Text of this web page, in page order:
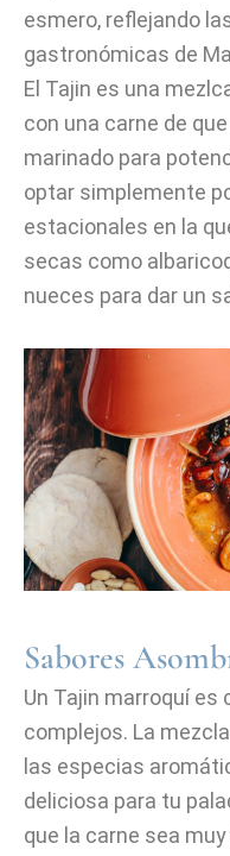
esmero, reflejando
gastronómicas de
El Tajin es una
con una carne de
marinado para
optar simplemente
estacionales en la
secas como
nueces para dar un
Sabores
Un Tajin marroquí es
complejos. La
las especias
deliciosa para tu
que la carne sea